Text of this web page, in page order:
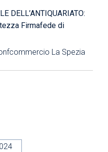
DELL’ANTIQUARIATO:
Firmafede di
La Spezia